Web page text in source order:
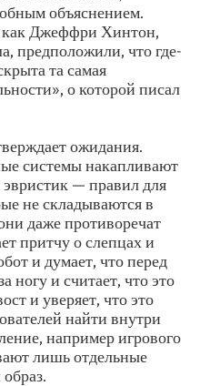
объяснением.
как Джеффри Хинтон,
предположили, что где-
та самая
о которой писал
ожидания.
системы накапливают
— правил для
не складываются в
даже противоречат
притчу о слепцах и
и думает, что перед
ногу и считает, что это
и уверяет, что это
найти внутри
например игрового
лишь отдельные